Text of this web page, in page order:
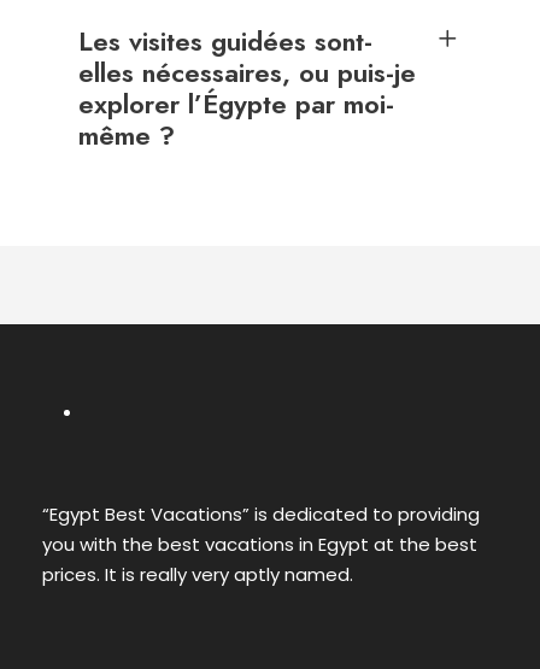
Les visites guidées sont-
elles nécessaires, ou puis-je
explorer l’Égypte par moi-
même ?
“Egypt Best Vacations” is dedicated to providing
you with the best vacations in Egypt at the best
prices. It is really very aptly named.